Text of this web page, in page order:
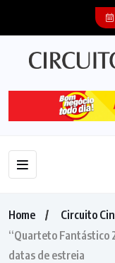
Home
Circuito
“Quarteto Fantástico
datas de estreia